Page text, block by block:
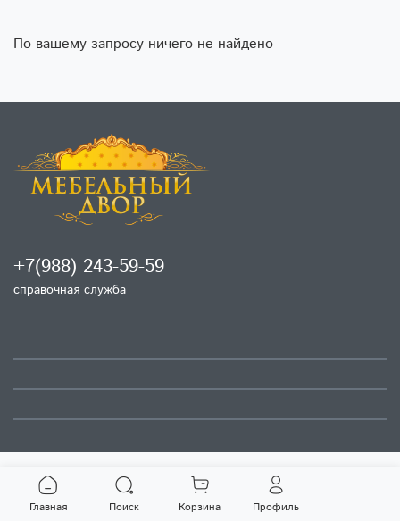
По вашему запросу ничего не найдено
+7(988) 243-59-59
справочная служба
Главная Поиск Корзина Профиль